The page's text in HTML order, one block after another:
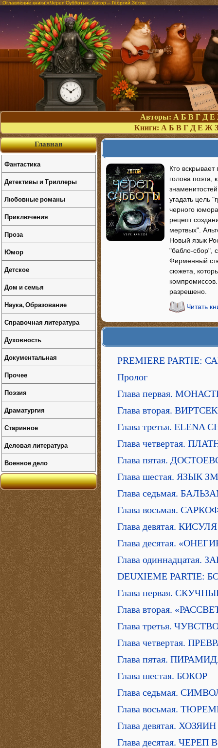
Оглавление книги «Череп Субботы». Автор – Георгий Зотов
Авторы: А Б В Г Д Е
Книги: А Б В Г Д Е Ж З
Кто
голова поэта,
угадать цель
черного
рецепт
мертвых".
Новый язык
"бабло-сбор",
Фирменный
сюжета,
разрешено.
Читать
PREMIERE PARTIE:
Пролог
Глава первая.
Глава вторая.
Глава третья. ELENA
Глава четвертая.
Глава пятая.
Глава шестая. ЯЗЫК
Глава седьмая.
Глава восьмая.
Глава девятая.
Глава десятая.
Глава одиннадцатая.
DEUXIEME PARTIE:
Глава первая.
Глава вторая.
Глава третья.
Глава четвертая.
Глава пятая.
Глава шестая. БОКОР
Глава седьмая.
Глава восьмая.
Глава девятая.
Глава десятая.
Главная
Фантастика
Детективы и Триллеры
Любовные романы
Приключения
Проза
Юмор
Детское
Дом и семья
Наука, Образование
Справочная литература
Духовность
Документальная
Прочее
Поэзия
Драматургия
Старинное
Деловая литература
Военное дело